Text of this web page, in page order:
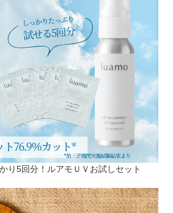
り5回分！ルアモＵＶお試しセット